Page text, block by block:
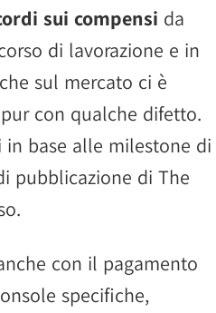
sui compensi da
di lavorazione e in
sul mercato ci è
con qualche difetto.
base alle milestone di
pubblicazione di The
con il pagamento
specifiche,